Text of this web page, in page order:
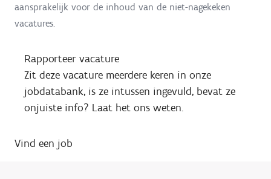
aansprakelijk voor de inhoud van de niet-nagekeken
vacatures.
Rapporteer vacature
Zit deze vacature meerdere keren in onze
jobdatabank, is ze intussen ingevuld, bevat ze
onjuiste info? Laat het ons weten.
Vind een job